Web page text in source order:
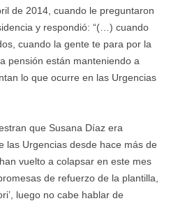
de 2014, cuando le preguntaron
y respondió: “(…) cuando
cuando la gente te para por la
pensión están manteniendo a
lo que ocurre en las Urgencias
que Susana Díaz era
las Urgencias desde hace más de
vuelto a colapsar en este mes
de refuerzo de la plantilla,
luego no cabe hablar de